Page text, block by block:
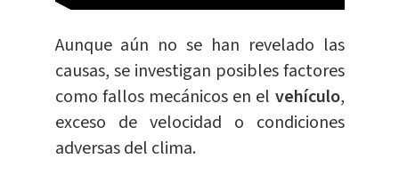
Aunque aún no se han revelado las
causas, se investigan posibles factores
como fallos mecánicos en el vehículo,
exceso de velocidad o condiciones
adversas del clima.